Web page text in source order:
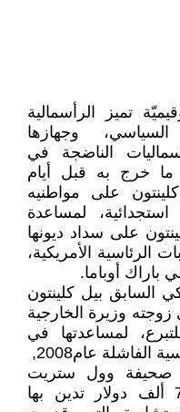
تميز الرأسمالية
الأمريكية الفظة،‮ ‬ونظامها السياسي،‮ ‬وجهازها
‬الغرب الأوروبي،‮ ‬من ذلك مثلاً‮ ‬ما خرج به قبل أيام
بيل كلينتون على مواطنيه
الأمريكيين،‮ ‬من دعوة عاطفية استجدائية،‮ ‬لمساعدة
وزيرة الخارجية هيلاري‮ ‬كلينتون على سداد ديونها
في‮ ‬التفاصيل فإن الرئيس الأمريكي‮ ‬السابق بيل كلينتون
وجه رسالة إلكترونية إلى مناصري‮ ‬زوجته وزيرة الخارجية
منها،‮ ‬بحسب صحيفة وول ستريت
جورنال‮ ‬في‮ ‬أبريل الماضي‮ ‬771‮ ‬ألف دولار تدين بها